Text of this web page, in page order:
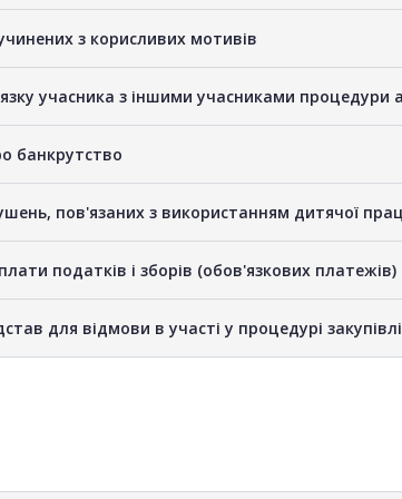
з корисливих мотивів
учасника з іншими учасниками процедури
банкрутство
пов'язаних з використанням дитячої
податків і зборів (обов'язкових платежів)
для відмови в участі у процедурі закупівлі